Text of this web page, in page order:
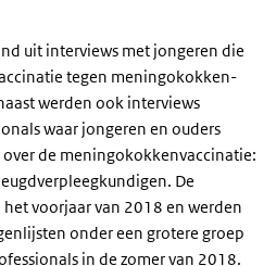
uit interviews met jongeren die
tegen meningokokken-
werden ook interviews
waar jongeren en ouders
de meningokokkenvaccinatie:
De
voorjaar van 2018 en werden
onder een grotere groep
in de zomer van 2018.